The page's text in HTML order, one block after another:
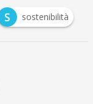
S sostenibilità